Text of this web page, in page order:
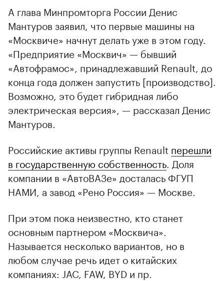
А глава Минпромторга России Денис
Мантуров заявил, что первые машины на
«Москвиче» начнут делать уже в этом году.
«Предприятие «Москвич» — бывший
«Автофрамос», принадлежавший Renault, до
конца года должен запустить [производство].
Возможно, это будет гибридная либо
электрическая версия», — рассказал Денис
Мантуров.
Российские активы группы Renault перешли
в государственную собственность . Доля
компании в «АвтоВАЗе» досталась ФГУП
НАМИ, а завод «Рено Россия» — Москве.
При этом пока неизвестно, кто станет
основным партнером «Москвича».
Называется несколько вариантов, но в
любом случае речь идет о китайских
компаниях: JAC, FAW, BYD и пр.